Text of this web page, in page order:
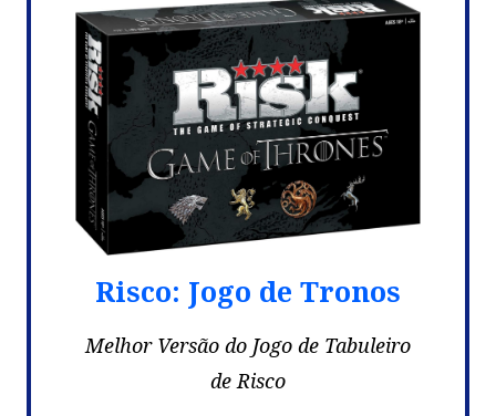
Risco: Jogo de Tronos
Melhor Versão do Jogo de Tabuleiro
de Risco